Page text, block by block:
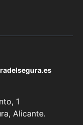
1
Alicante.